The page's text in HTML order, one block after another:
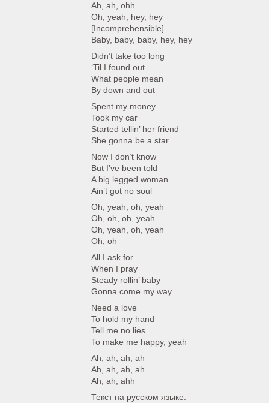
Ah, ah, ohh
Oh, yeah, hey, hey
[Incomprehensible]
Baby, baby, baby, hey, hey
Didn’t take too long
‘Til I found out
What people mean
By down and out
Spent my money
Took my car
Started tellin’ her friend
She gonna be a star
Now I don’t know
But I’ve been told
A big legged woman
Ain’t got no soul
Oh, yeah, oh, yeah
Oh, oh, oh, yeah
Oh, yeah, oh, yeah
Oh, oh
All I ask for
When I pray
Steady rollin’ baby
Gonna come my way
Need a love
To hold my hand
Tell me no lies
To make me happy, yeah
Ah, ah, ah, ah
Ah, ah, ah, ah
Ah, ah, ahh
Текст на русском языке: